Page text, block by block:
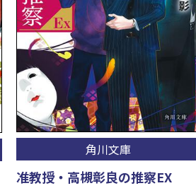
角川文庫
准教授・高槻彰良の推察EX